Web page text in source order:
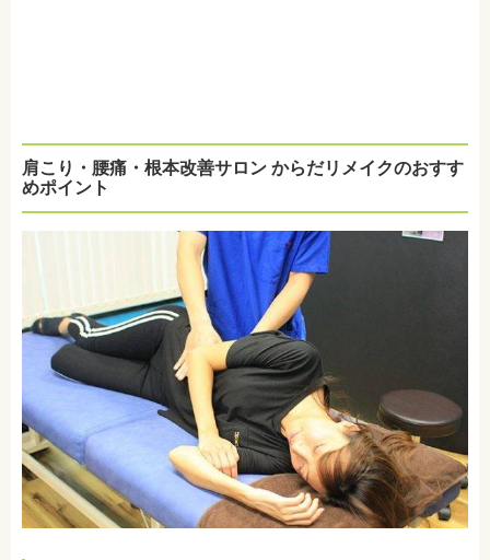
肩こり・腰痛・根本改善サロン からだリメイクのおすす
めポイント